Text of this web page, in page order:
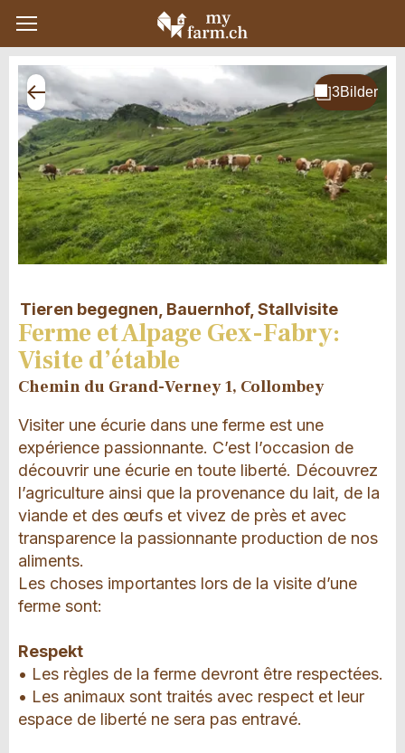
Tieren begegnen, Bauernhof, Stallvisite
Ferme et Alpage Gex-Fabry:
Visite d’étable
Chemin du Grand-Verney 1, Collombey
Visiter une écurie dans une ferme est une
expérience passionnante. C’est l’occasion de
découvrir une écurie en toute liberté. Découvrez
l’agriculture ainsi que la provenance du lait, de la
viande et des œufs et vivez de près et avec
transparence la passionnante production de nos
aliments.
Les choses importantes lors de la visite d’une
ferme sont:
Respekt
• Les règles de la ferme devront être respectées.
• Les animaux sont traités avec respect et leur
espace de liberté ne sera pas entravé.